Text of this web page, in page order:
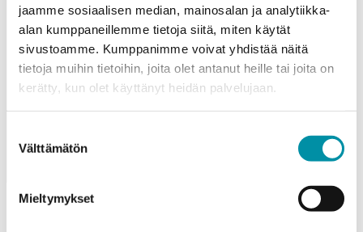
jaamme sosiaalisen median, mainosalan ja analytiikka-
alan kumppaneillemme tietoja siitä, miten käytät
sivustoamme. Kumppanimme voivat yhdistää näitä
tietoja muihin tietoihin, joita olet antanut heille tai joita on
kerätty, kun olet käyttänyt heidän palvelujaan.
valinta
Välttämätön
Mieltymykset
kompromisseja.
Tutustu pintakäsittelyihin